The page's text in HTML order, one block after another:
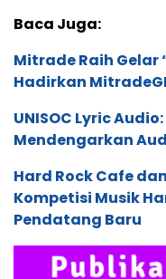
Baca Juga:
Mitrade Raih Gelar
Hadirkan
UNISOC Lyric
Mendengarkan
Hard Rock Cafe
Kompetisi Musik
Pendatang Baru